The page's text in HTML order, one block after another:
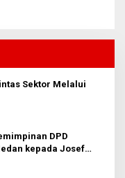
Sektor Melalui
DPD
kepada Josef